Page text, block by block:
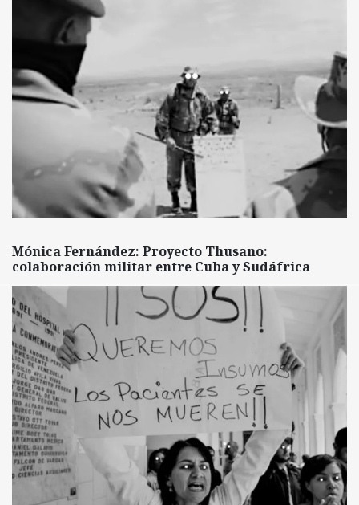
Mónica Fernández: Proyecto Thusano:
colaboración militar entre Cuba y Sudáfrica